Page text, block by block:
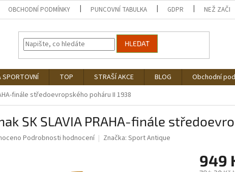
OBCHODNÍ PODMÍNKY PUNCOVNÍ TABULKA GDPR NEŽ
HLEDAT
SPORTOVNÍ TOP STRAŠÍ AKCE BLOG Obchodní
finále středoevropského poháru II 1938
SK SLAVIA PRAHA-finále
Podrobnosti hodnocení Značka: Sport Antique
949